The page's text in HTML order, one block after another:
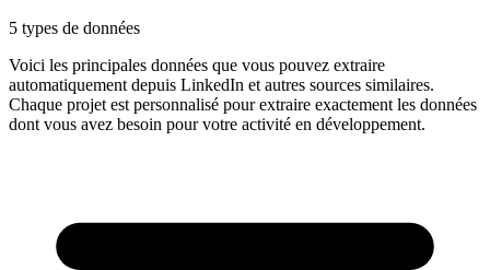
5 types de données
Voici les principales données que vous pouvez extraire
automatiquement depuis LinkedIn et autres sources similaires.
Chaque projet est personnalisé pour extraire exactement les données
dont vous avez besoin pour votre activité en développement.